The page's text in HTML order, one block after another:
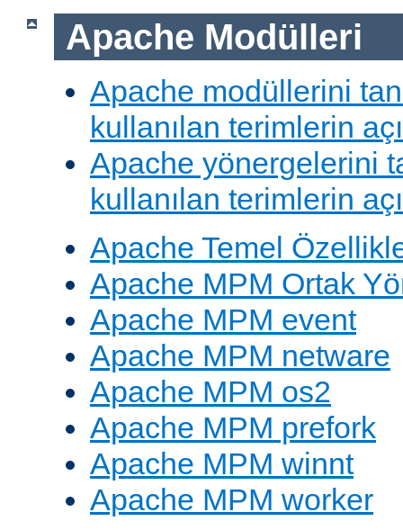
Apache Modülleri
Apache modüllerini
kullanılan terimlerin
Apache yönergelerini
kullanılan terimlerin
Apache Temel
Apache MPM Ortak
Apache MPM event
Apache MPM netware
Apache MPM os2
Apache MPM prefork
Apache MPM winnt
Apache MPM worker